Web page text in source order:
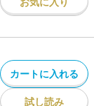
カートに入れる
試し読み